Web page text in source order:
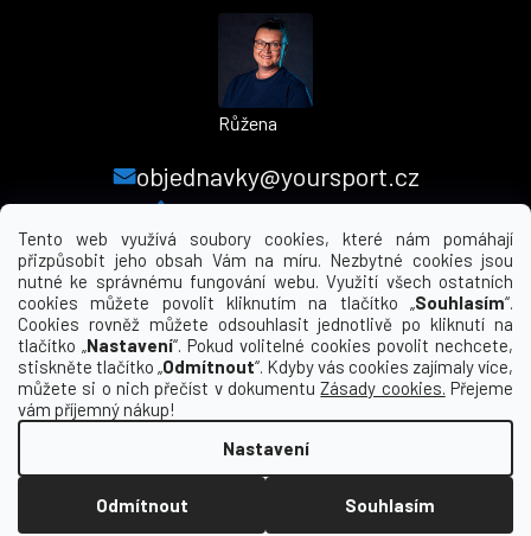
Tento web využívá soubory cookies, které nám pomáhají
přizpůsobit jeho obsah Vám na míru. Nezbytné cookies jsou
nutné ke správnému fungování webu. Využití všech ostatních
cookies můžete povolit kliknutím na tlačítko „Souhlasím“.
Cookies rovněž můžete odsouhlasit jednotlivě po kliknutí na
tlačítko „Nastavení“. Pokud volitelné cookies povolit nechcete,
stiskněte tlačítko „Odmítnout“. Kdyby vás cookies zajímaly více,
můžete si o nich přečíst v dokumentuZásady cookies. Přejeme
vám příjemný nákup!
Nastavení
Odmítnout Souhlasím
Růžena
objednavky@yoursport.cz
+420 224 250 000
MENU
INFORMACE PRO VÁS
KDE NÁS NAJDETE
Vytvořil Shoptet
Copyright 2026
. Všechna práva